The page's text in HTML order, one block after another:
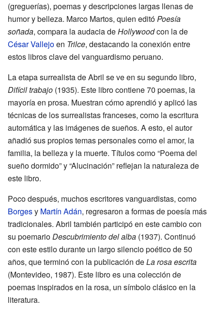
(greguerías), poemas y descripciones largas llenas de
humor y belleza. Marco Martos, quien editóPoesía
soñada, compara la audacia deHollywoodcon la de
César Vallejoen Trilce, destacando la conexión entre
estos libros clave del vanguardismo peruano.
La etapa surrealista de Abril se ve en su segundo libro,
Difícil trabajo (1935). Este libro contiene 70 poemas, la
mayoría en prosa. Muestran cómo aprendió y aplicó las
técnicas de los surrealistas franceses, como la escritura
automática y las imágenes de sueños. A esto, el autor
añadió sus propios temas personales como el amor, la
familia, la belleza y la muerte. Títulos como “Poema del
sueño dormido” y “Alucinación” reflejan la naturaleza de
este libro.
Poco después, muchos escritores vanguardistas, como
Borgesy Martín Adán, regresaron a formas de poesía más
tradicionales. Abril también participó en este cambio con
su poemarioDescubrimiento del alba (1937). Continuó
con este estilo durante un largo silencio poético de 50
años, que terminó con la publicación deLa rosa escrita
(Montevideo, 1987). Este libro es una colección de
poemas inspirados en la rosa, un símbolo clásico en la
literatura.